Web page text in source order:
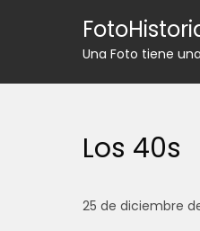
Una Foto tiene
Los 40s
25 de diciembre